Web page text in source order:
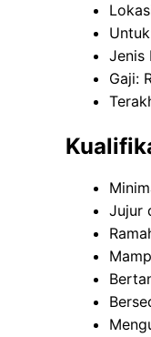
Jenis
Gaji:
Jujur